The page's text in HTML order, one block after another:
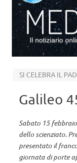
Il notiziario
Galileo
Sabato 15
dello scienziato.
presentato il
giornata di porte